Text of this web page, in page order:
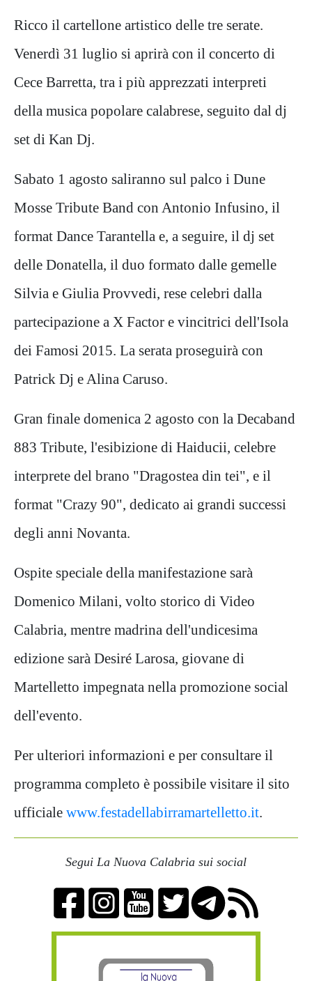
Ricco il cartellone artistico delle tre serate.
Venerdì 31 luglio si aprirà con il concerto di
Cece Barretta, tra i più apprezzati interpreti
della musica popolare calabrese, seguito dal dj
set di Kan Dj.
Sabato 1 agosto saliranno sul palco i Dune
Mosse Tribute Band con Antonio Infusino, il
format Dance Tarantella e, a seguire, il dj set
delle Donatella, il duo formato dalle gemelle
Silvia e Giulia Provvedi, rese celebri dalla
partecipazione a X Factor e vincitrici dell'Isola
dei Famosi 2015. La serata proseguirà con
Patrick Dj e Alina Caruso.
Gran finale domenica 2 agosto con la Decaband
883 Tribute, l'esibizione di Haiducii, celebre
interprete del brano "Dragostea din tei", e il
format "Crazy 90", dedicato ai grandi successi
degli anni Novanta.
Ospite speciale della manifestazione sarà
Domenico Milani, volto storico di Video
Calabria, mentre madrina dell'undicesima
edizione sarà Desiré Larosa, giovane di
Martelletto impegnata nella promozione social
dell'evento.
Per ulteriori informazioni e per consultare il
programma completo è possibile visitare il sito
ufficiale www.festadellabirramartelletto.it
Segui La Nuova Calabria sui social